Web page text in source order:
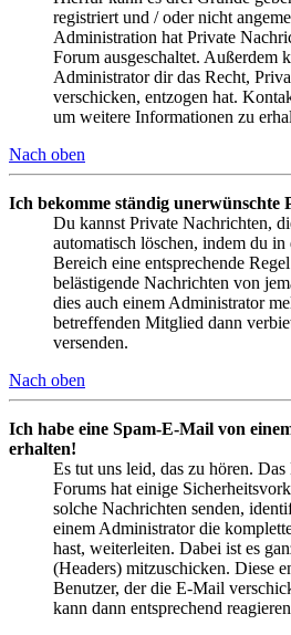
registriert und / oder nicht
Administration hat Private
Forum ausgeschaltet. Außerdem
Administrator dir das Recht,
verschicken, entzogen hat.
um weitere Informationen zu
Nach oben
Ich bekomme ständig unerwünschte
Du kannst Private Nachrichten,
automatisch löschen, indem du in
Bereich eine entsprechende
belästigende Nachrichten von
dies auch einem Administrator
betreffenden Mitglied dann
versenden.
Nach oben
Ich habe eine Spam-E-Mail von
erhalten!
Es tut uns leid, das zu hören.
Forums hat einige
solche Nachrichten senden,
einem Administrator die
hast, weiterleiten. Dabei ist es
(Headers) mitzuschicken. Diese
Benutzer, der die E-Mail
kann dann entsprechend